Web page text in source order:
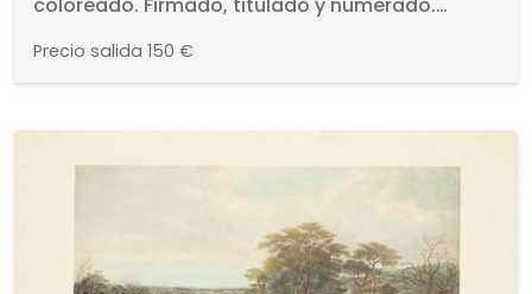
Precio salida 150 €